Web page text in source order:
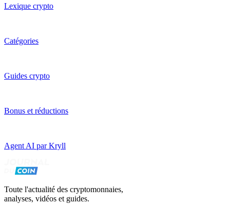
Lexique crypto
Catégories
Guides crypto
Bonus et réductions
Agent AI par Kryll
Toute l'actualité des cryptomonnaies,
analyses, vidéos et guides.